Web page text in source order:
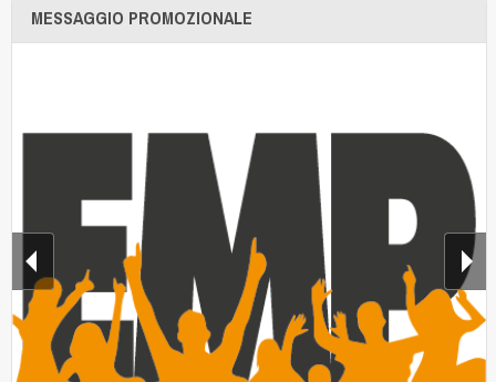
MESSAGGIO PROMOZIONALE